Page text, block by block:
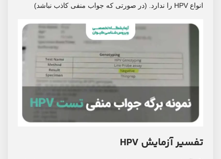
انواع HPV را ندارد. (در صورتی که جواب منفی کاذب نباشد)
تفسیر آزمایش HPV